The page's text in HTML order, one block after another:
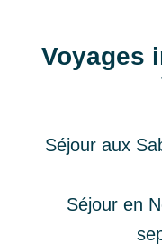
Voyages
Séjour aux
Séjour en